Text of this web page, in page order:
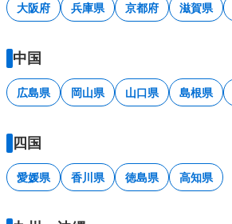
大阪府 兵庫県 京都府 滋賀県
中国
広島県 岡山県 山口県 島根県
四国
愛媛県 香川県 徳島県 高知県